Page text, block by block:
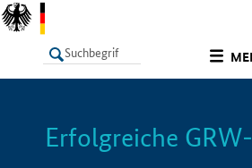
LISTE
Erfolgreiche